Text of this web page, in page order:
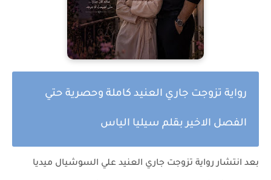
رواية تزوجت جاري العنيد كاملة وحصرية حتي
الفصل الاخير بقلم سيليا الياس
بعد انتشاررواية تزوجت جاري العنيد علي السوشيال ميديا